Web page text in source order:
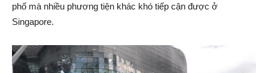
phố mà nhiều phương tiện khác khó tiếp cận được ở
Singapore.